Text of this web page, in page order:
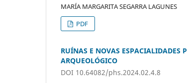
MARÍA MARGARITA SEGARRA LAGUNES
PDF
RUÍNAS E NOVAS ESPACIALIDADES
ARQUEOLÓGICO
DOI 10.64082/phs.2024.02.4.8